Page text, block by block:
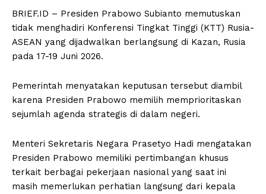
BRIEF.ID – Presiden Prabowo Subianto memutuskan
tidak menghadiri Konferensi Tingkat Tinggi (KTT) Rusia-
ASEAN yang dijadwalkan berlangsung di Kazan, Rusia
pada 17-19 Juni 2026.
Pemerintah menyatakan keputusan tersebut diambil
karena Presiden Prabowo memilih memprioritaskan
sejumlah agenda strategis di dalam negeri.
Menteri Sekretaris Negara Prasetyo Hadi mengatakan
Presiden Prabowo memiliki pertimbangan khusus
terkait berbagai pekerjaan nasional yang saat ini
masih memerlukan perhatian langsung dari kepala